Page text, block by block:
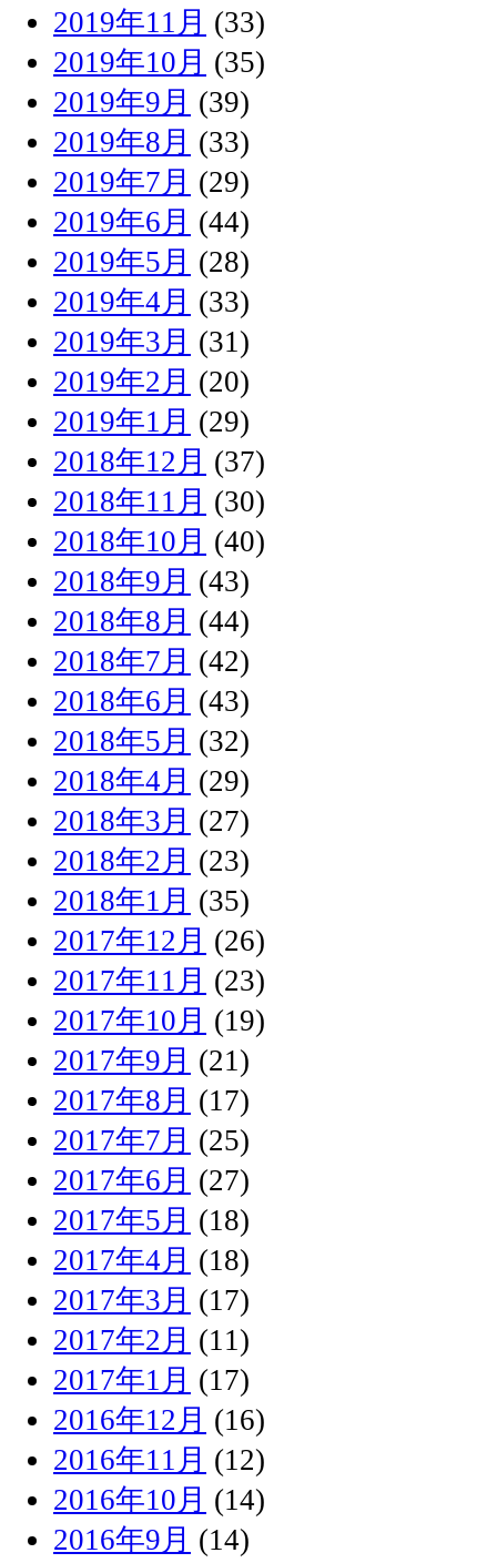
2019年11月 (33)
2019年10月 (35)
2019年9月 (39)
2019年8月 (33)
2019年7月 (29)
2019年6月 (44)
2019年5月 (28)
2019年4月 (33)
2019年3月 (31)
2019年2月 (20)
2019年1月 (29)
2018年12月 (37)
2018年11月 (30)
2018年10月 (40)
2018年9月 (43)
2018年8月 (44)
2018年7月 (42)
2018年6月 (43)
2018年5月 (32)
2018年4月 (29)
2018年3月 (27)
2018年2月 (23)
2018年1月 (35)
2017年12月 (26)
2017年11月 (23)
2017年10月 (19)
2017年9月 (21)
2017年8月 (17)
2017年7月 (25)
2017年6月 (27)
2017年5月 (18)
2017年4月 (18)
2017年3月 (17)
2017年2月 (11)
2017年1月 (17)
2016年12月 (16)
2016年11月 (12)
2016年10月 (14)
2016年9月 (14)